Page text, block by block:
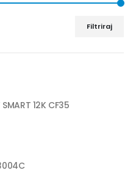
Filtriraj
SMART 12K CF35